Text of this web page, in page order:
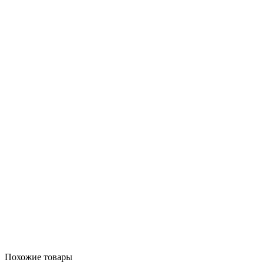
Похожие товары